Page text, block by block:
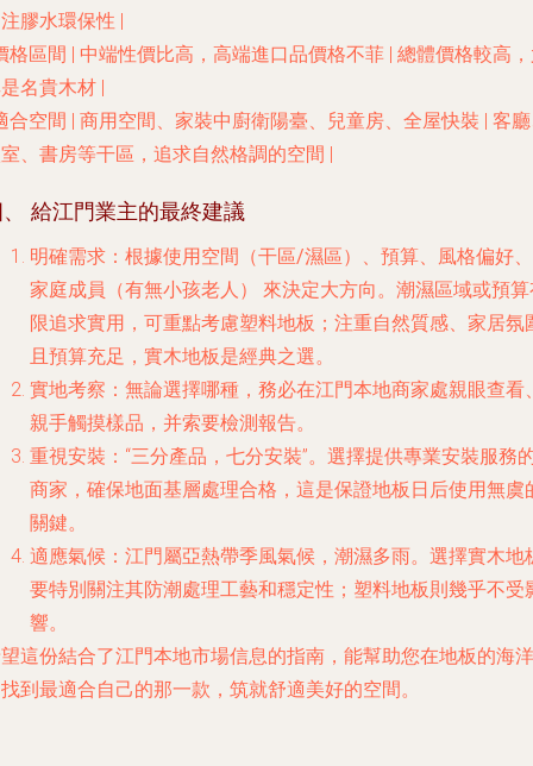
膠水環保性 |
格區間 | 中端性價比高，高端進口品價格不菲 | 總體價格較高
名貴木材 |
合空間 | 商用空間、家裝中廚衛陽臺、兒童房、全屋快裝 | 客
、書房等干區，追求自然格調的空間 |
給江門業主的最終建議
明確需求 ：根據使用空間（干區/濕區）、預算、風格偏好、
家庭成員（有無小孩老人）
來決定大方向。潮濕區域或預
限追求實用，可重點考慮塑料地板；注重自然質感、家居氛
且預算充足，實木地板是經典之選。
實地考察 ：無論選擇哪種，務必在江門本地商家處親眼查看
親手觸摸樣品，并索要檢測報告。
重視安裝 ：“三分產品，七分安裝”。選擇提供專業安裝服務
商家，確保地面基層處理合格，這是保證地板日后使用無虞
關鍵。
適應氣候 ：江門屬亞熱帶季風氣候，潮濕多雨。選擇實木地
要特別關注其防潮處理工藝和穩定性 ；塑料地板則幾乎不受
響。
這份結合了江門本地市場信息的指南，能幫助您在地板的海洋
到最適合自己的那一款，筑就舒適美好的空間。